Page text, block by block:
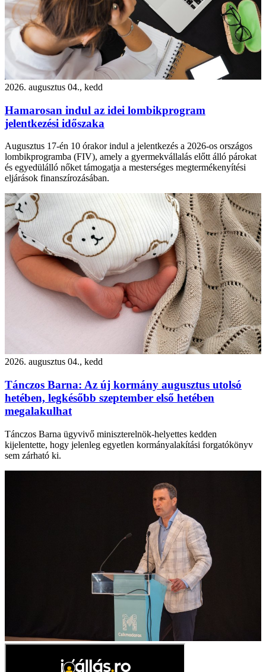
2026. augusztus 04., kedd
Hamarosan indul az idei lombikprogram
jelentkezési időszaka
Augusztus 17-én 10 órakor indul a jelentkezés a 2026-os országos
lombikprogramba (FIV), amely a gyermekvállalás előtt álló párokat
és egyedülálló nőket támogatja a mesterséges megtermékenyítési
eljárások finanszírozásában.
2026. augusztus 04., kedd
Tánczos Barna: Az új kormány augusztus utolsó
hetében, legkésőbb szeptember első hetében
megalakulhat
Tánczos Barna ügyvivő miniszterelnök-helyettes kedden
kijelentette, hogy jelenleg egyetlen kormányalakítási forgatókönyv
sem zárható ki.